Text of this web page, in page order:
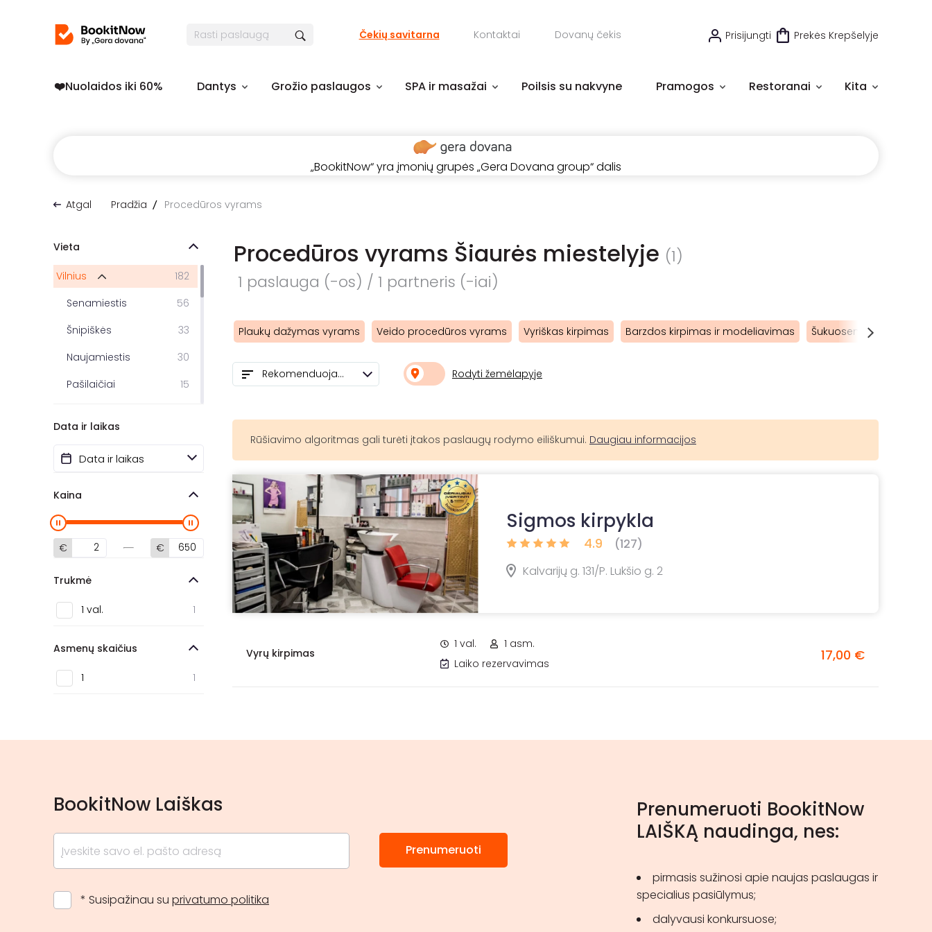
Čekių savitarna Kontaktai Dovanų čekis Prisijungti Prekės Krepšelyje
❤️️Nuolaidos iki 60% Dantys Grožio paslaugos SPA ir masažai Poilsis su nakvyne Pramogos Restoranai Kita
„BookitNow“ yra įmonių grupės „Gera Dovana group“ dalis
Atgal Pradžia Procedūros vyrams
Procedūros vyrams Šiaurės miestelyje (1)
1 paslauga (-os) / 1 partneris (-iai)
Plaukų dažymas vyrams Veido procedūros vyrams Vyriškas kirpimas Barzdos kirpimas ir modeliavimas Šukuosenos vyrams
Vieta
Vilnius
182
Senamiestis
56
Šnipiškės
33
Naujamiestis
30
Pašilaičiai
15
Centras
Žirmūnai
3
Bajorai
2
Rasos
2
Šeškinė
Užupis
Markučiai
1
Šiaurės miestelis
Palanga
Data ir laikas
Kaina
€ €
Trukmė
1 val. 1
Asmenų skaičius
1 1
Rekomenduojami Rodyti žemėlapyje
Rūšiavimo algoritmas gali turėti įtakos paslaugų rodymo eiliškumui. Daugiau informacijos
Sigmos kirpykla
4.9
(127)
Kalvarijų g. 131/P. Lukšio g. 2
Vyrų kirpimas
1 val.
1 asm.
Laiko rezervavimas
17,00 €
BookitNow Laiškas
* Susipažinau su privatumo politika
Prenumeruoti
Prenumeruoti BookitNow
LAIŠKĄ naudinga, nes:
pirmasis sužinosi apie naujas paslaugas ir
specialius pasiūlymus;
dalyvausi konkursuose;